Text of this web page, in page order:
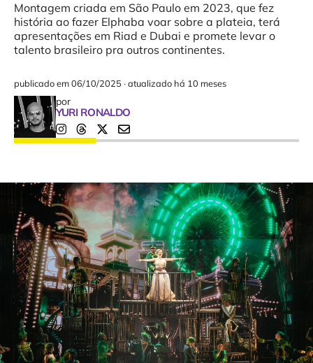
Montagem criada em São Paulo em 2023, que fez
história ao fazer Elphaba voar sobre a plateia, terá
apresentações em Riad e Dubai e promete levar o
talento brasileiro pra outros continentes.
publicado em06/10/2025 ·atualizado há 10 meses
por
YURI RONALDO